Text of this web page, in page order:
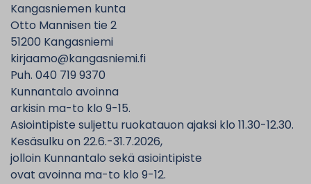
Kangasniemen kunta
Otto Mannisen tie 2
51200 Kangasniemi
kirjaamo@kangasniemi.fi
Puh. 040 719 9370
Kunnantalo avoinna
arkisin ma-to klo 9-15.
Asiointipiste suljettu ruokatauon ajaksi klo 11.30-12.30.
Kesäsulku on 22.6.-31.7.2026,
jolloin Kunnantalo sekä asiointipiste
ovat avoinna ma-to klo 9-12.